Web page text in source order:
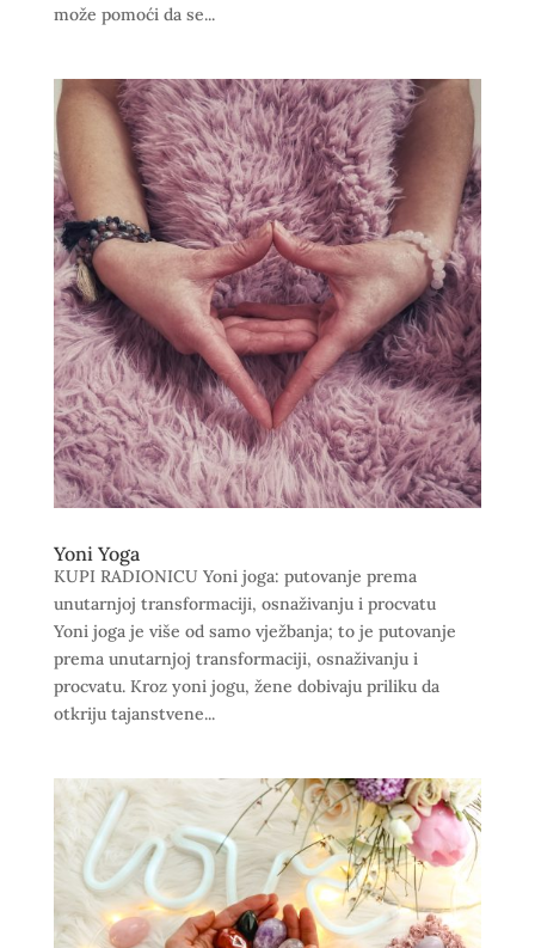
može pomoći da se...
Yoni Yoga
KUPI RADIONICU Yoni joga: putovanje prema
unutarnjoj transformaciji, osnaživanju i procvatu
Yoni joga je više od samo vježbanja; to je putovanje
prema unutarnjoj transformaciji, osnaživanju i
procvatu. Kroz yoni jogu, žene dobivaju priliku da
otkriju tajanstvene...